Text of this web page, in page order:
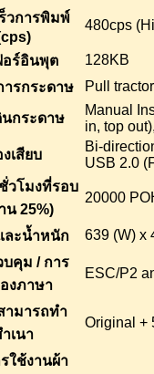
วการพิมพ์
480cps
อร์อินพุต
128KB
ารกระดาษ
Pull
นกระดาษ
Manual
in, top
เสียบ
Bi-
USB 2.0
วโมงที่รอบ
น 25%)
20000
ละน้ำหนัก
639 (W) x
คุม / การ
งภาษา
ESC/P2
ามารถทำ
เนา
Original +
ใช้งานผ้า